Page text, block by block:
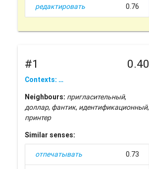
редактировать 0.76
#1 0.40
Contexts: …
Neighbours: пригласительный,
доллар, фантик, идентификационный,
принтер
Similar senses:
отпечатывать 0.73